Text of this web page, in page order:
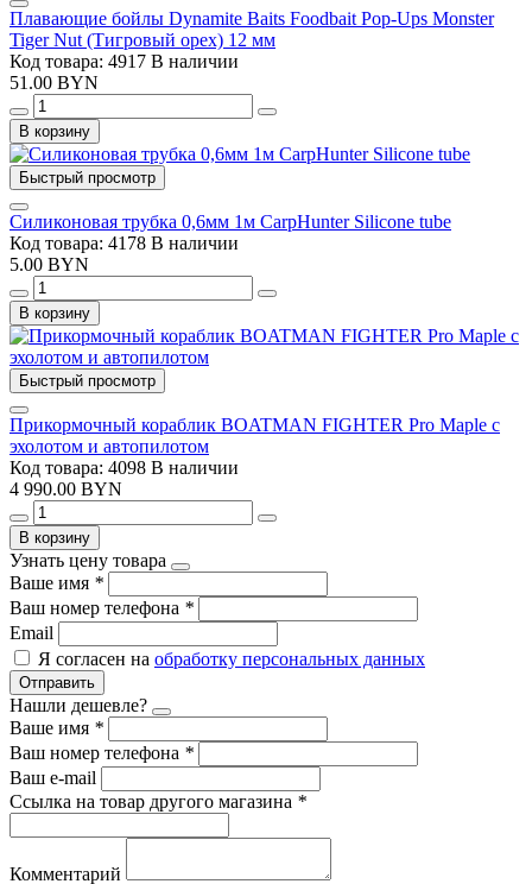
Плавающие бойлы Dynamite Baits Foodbait Pop-Ups Monster
Tiger Nut (Тигровый орех) 12 мм
Код товара: 4917 В наличии
51.00 BYN
В корзину
Быстрый просмотр
Силиконовая трубка 0,6мм 1м CarpHunter Silicone tube
Код товара: 4178 В наличии
5.00 BYN
В корзину
Быстрый просмотр
Прикормочный кораблик BOATMAN FIGHTER Pro Maple с
эхолотом и автопилотом
Код товара: 4098 В наличии
4 990.00 BYN
В корзину
Узнать цену товара
Ваше имя *
Ваш номер телефона *
Email
Я согласен на обработку персональных данных
Отправить
Нашли дешевле?
Ваше имя *
Ваш номер телефона *
Ваш e-mail
Ссылка на товар другого магазина *
Комментарий